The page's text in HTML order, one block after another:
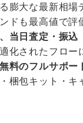
膨大な最新相場
ドも最高値で評
当日査定・振込
化されたフロー
料のフルサポー
梱包キット・キ